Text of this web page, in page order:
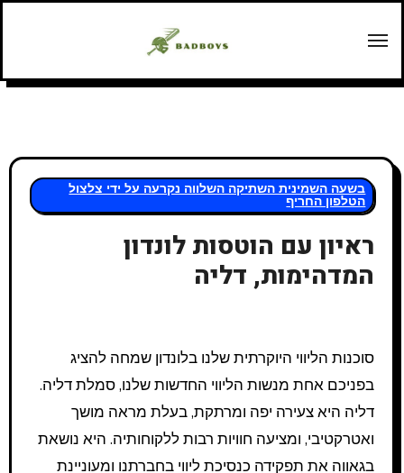
בשעה השמינית השתיקה השלווה נקרעה על ידי צלצול
הטלפון החריף
ראיון עם הוטסות לונדון
המדהימות, דליה
סוכנות הליווי היוקרתית שלנו בלונדון שמחה להציג
בפניכם אחת מנשות הליווי החדשות שלנו, סמלת דליה.
דליה היא צעירה יפה ומרתקת, בעלת מראה מושך
ואטרקטיבי, ומציעה חוויות רבות ללקוחותיה. היא נושאת
בגאווה את תפקידה כנסיכת ליווי בחברתנו ומעוניינת